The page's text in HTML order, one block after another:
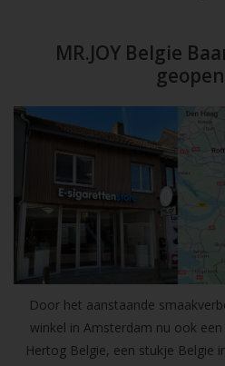
MR.JOY Belgie
Door het aanstaande
winkel in Amsterdam nu ook
Hertog Belgie, een stukje Belgie